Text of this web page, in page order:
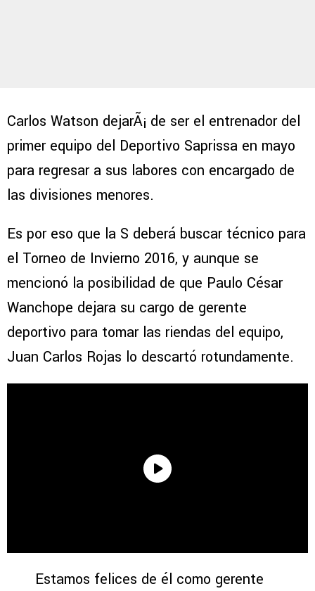
Carlos Watson dejarÃ¡ de ser el entrenador del
primer equipo del Deportivo Saprissa en mayo
para regresar a sus labores con encargado de
las divisiones menores.
Es por eso que la S deberá buscar técnico para
el Torneo de Invierno 2016, y aunque se
mencionó la posibilidad de que Paulo César
Wanchope dejara su cargo de gerente
deportivo para tomar las riendas del equipo,
Juan Carlos Rojas lo descartó rotundamente.
Estamos felices de él como gerente